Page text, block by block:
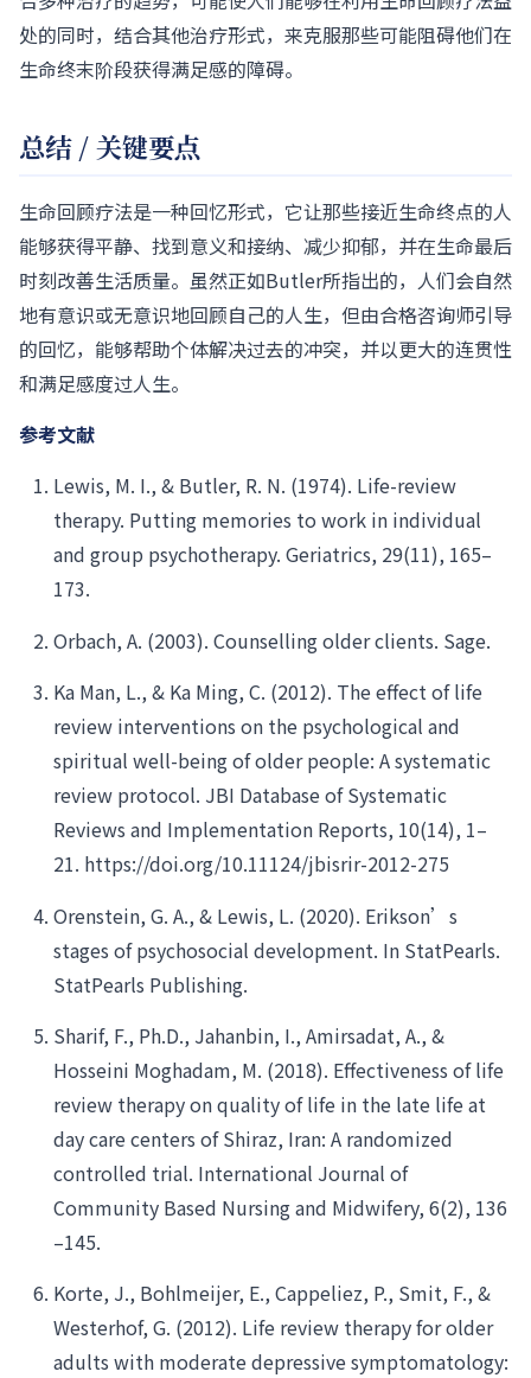
处的同时，结合其他治疗形式，来克服那些可能阻碍他们在
生命终末阶段获得满足感的障碍。
总结 / 关键要点
生命回顾疗法是一种回忆形式，它让那些接近生命终点的人
能够获得平静、找到意义和接纳、减少抑郁，并在生命最后
时刻改善生活质量。虽然正如Butler所指出的，人们会自然
地有意识或无意识地回顾自己的人生，但由合格咨询师引导
的回忆，能够帮助个体解决过去的冲突，并以更大的连贯性
和满足感度过人生。
参考文献
Lewis, M. I., & Butler, R. N. (1974). Life-review
therapy. Putting memories to work in individual
and group psychotherapy. Geriatrics, 29(11), 165–
173.
Orbach, A. (2003). Counselling older clients. Sage.
Ka Man, L., & Ka Ming, C. (2012). The effect of life
review interventions on the psychological and
spiritual well-being of older people: A systematic
review protocol. JBI Database of Systematic
Reviews and Implementation Reports, 10(14), 1–
21. https://doi.org/10.11124/jbisrir-2012-275
Orenstein, G. A., & Lewis, L. (2020). Erikson’s
stages of psychosocial development. In StatPearls.
StatPearls Publishing.
Sharif, F., Ph.D., Jahanbin, I., Amirsadat, A., &
Hosseini Moghadam, M. (2018). Effectiveness of life
review therapy on quality of life in the late life at
day care centers of Shiraz, Iran: A randomized
controlled trial. International Journal of
Community Based Nursing and Midwifery, 6(2), 136
–145.
Korte, J., Bohlmeijer, E., Cappeliez, P., Smit, F., &
Westerhof, G. (2012). Life review therapy for older
adults with moderate depressive symptomatology: